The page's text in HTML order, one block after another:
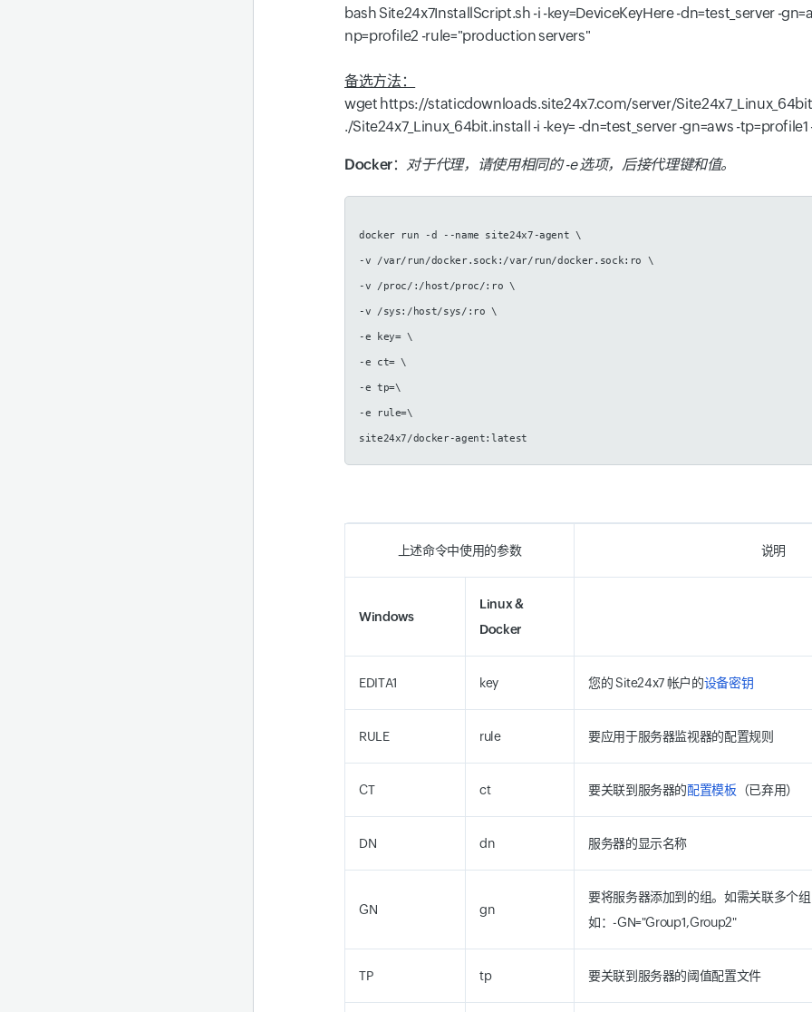
bash Site24x7InstallScript.sh -i -key=DeviceKeyHere -dn=test_server -
np=profile2 -rule="production servers"
备选方法：
wget https://staticdownloads.site24x7.com/server/
./Site24x7_Linux_64bit.install -i -key= -dn=test_server -gn=aws -
Docker： 对于代理，请使用相同的 -e 选项，后接代理键和值。
docker run -d --name site24x7-agent \
-v /var/run/docker.sock:/var/run/docker.sock:ro \
-v /proc/:/host/proc/:ro \
-v /sys:/host/sys/:ro \
-e key=\
-e ct= \
-e tp=\
-e rule=\
site24x7/docker-agent:latest
上述命令中使用的参数 说明
Windows
Linux &
Docker
EDITA1 key 您的 Site24x7 帐户的设备密钥
RULE rule 要应用于服务器监视器的配置规则
CT ct 要关联到服务器的配置模板 （已弃用）
DN dn 服务器的显示名称
GN gn
要将服务器添加到的组。如需关联多个
如：-GN="Group1,Group2"
TP tp 要关联到服务器的阈值配置文件